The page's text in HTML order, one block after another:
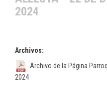
2024
Archivos:
Archivo de la Página
2024